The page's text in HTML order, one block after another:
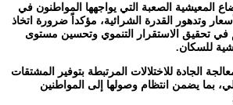
المعيشية الصعبة التي يواجهها المواطنون في
وتدهور القدرة الشرائية، مؤكداً ضرورة اتخاذ
تحقيق الاستقرار التنموي وتحسين مستوى
للسكان.
الجادة للاختلالات المرتبطة بتوفير المشتقات
بما يضمن انتظام وصولها إلى المواطنين